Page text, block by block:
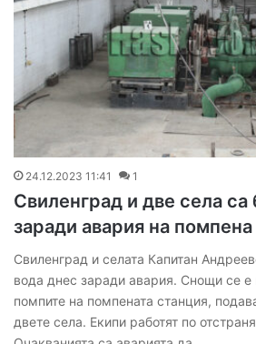
24.12.2023 11:41 1
Свиленград и две села са
заради авария на
Свиленград и селата Капитан
вода днес заради авария. Снощи се е
помпите на помпената станция,
двете села. Екипи работят по